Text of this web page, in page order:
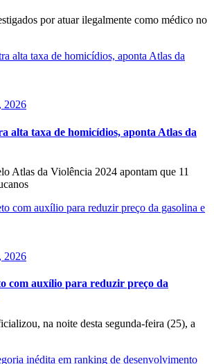
por atuar ilegalmente como médico no
2026
alta taxa de homicídios, aponta Atlas da
Atlas da Violência 2024 apontam que 11
2026
com auxílio para reduzir preço da
na noite desta segunda-feira (25), a